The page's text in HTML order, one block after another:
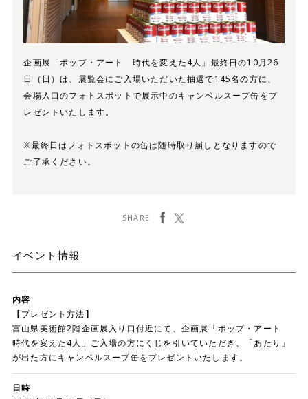
企画展「ポップ・アート 時代を変えた4人」最終日の10月26
日（日）は、展覧会にご入場いただいた抽選で145名の方に、
会場入口のフォトスポットで展示中のキャンベルスープ缶をプ
レゼントいたします。
※最終日はフォトスポットの缶は随時取り崩しとなりますので
ご了承ください。
SHARE facebook
イベント情報
内容
【プレゼント方法】
富山県美術館2階企画展入り口付近にて、企画展「ポップ・アート
時代を変えた4人」ご入場の方にくじを引いていただき、「あたり」
が出た方にキャンベルスープ缶をプレゼントいたします。
日時